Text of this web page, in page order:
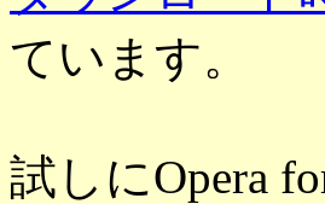
ています。
試しにOpera